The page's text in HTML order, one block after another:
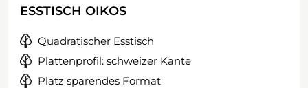
ESSTISCH OIKOS
Quadratischer Esstisch
Plattenprofil: schweizer Kante
Platz sparendes Format